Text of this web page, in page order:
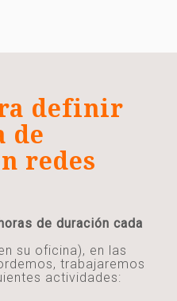
definir
de
redes
de duración cada
su oficina), en las
trabajaremos
actividades: